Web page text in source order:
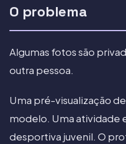
O problema
Algumas fotos são
outra pessoa.
Uma pré-visualização
modelo. Uma atividade
desportiva juvenil. O